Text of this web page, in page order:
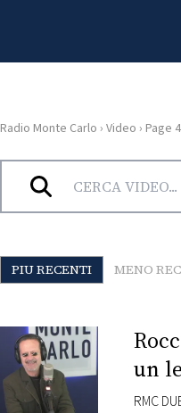
HOME
RADIO
WEB
RADIO
PLAYLIST
NEWS
Radio Monte Carlo › Video › Page 4
Archivi:Video
PIU RECENTI MENO
un
RMC